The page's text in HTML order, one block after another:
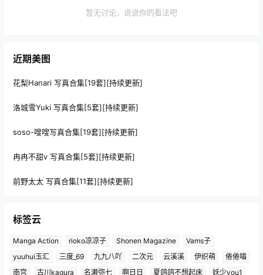
暂无讨论，说说你的看法吧
近期美图
花梨Hanari 写真合集[19套][持续更新]
洛城雪Yuki 写真合集[5套][持续更新]
soso-嗖嗖写真合集[19套][持续更新]
冉冉不甜v 写真合集[5套][持续更新]
前野太太 写真合集[11套][持续更新]
标签云
Manga Action rioko凉凉子 Shonen Magazine
Vams子
yuuhui玉汇
三度_69 九九八吖 二次元 云溪溪 伊织萌
倦倦喵
南宫
古川kagura 名濑弥七 啊日日 夏鸽鸽不想起床 妖少you1